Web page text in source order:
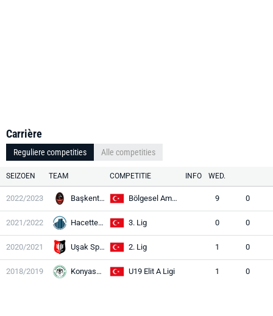
Carrière
Reguliere competities Alle competities
SEIZOEN TEAM COMPETITIE INFO WED.
2022/2023 Başkent Şafak Bölgesel Amatör Lig 9 0
2021/2022 Hacettepe 1945 3. Lig 0 0
2020/2021 Uşak Spor 2. Lig 1 0
2018/2019 Konyaspor U19 Elit A Ligi 1 0